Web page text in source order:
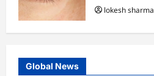
lokesh sharma
Global News